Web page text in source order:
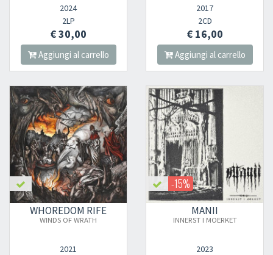
2024
2LP
€ 30,00
Aggiungi al carrello
2017
2CD
€ 16,00
Aggiungi al carrello
WHOREDOM RIFE
WINDS OF WRATH
2021
-15%
MANII
INNERST I MOERKET
2023